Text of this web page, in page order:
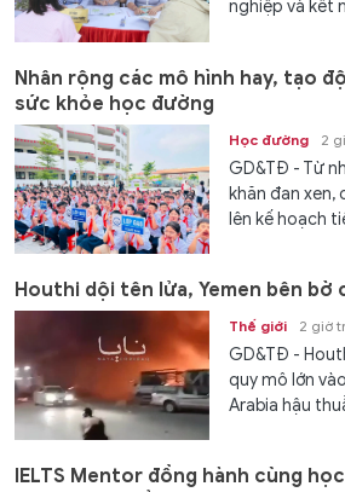
nghiệp và kết
Nhân rộng các mô hình hay, tạo
sức khỏe học đường
Học đường 2
GD&TĐ - Từ
khăn đan
lên kế hoạch
Houthi dội tên lửa, Yemen bên bờ
Thế giới 2 giờ
GD&TĐ -
quy mô lớn
Arabia hậu
IELTS Mentor đồng hành cùng